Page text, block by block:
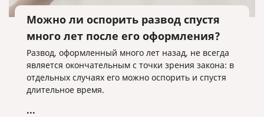
Можно ли оспорить развод спустя
много лет после его оформления?
Развод, оформленный много лет назад, не всегда
является окончательным с точки зрения закона: в
отдельных случаях его можно оспорить и спустя
длительное время.
...